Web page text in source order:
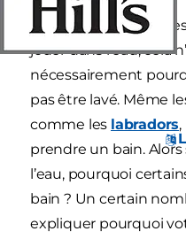
S’il est vrai que tous
jouer dans l’eau, cela
nécessairement
pas être lavé. Même
comme les labradors
prendre un bain. Alors
l’eau, pourquoi
bain ? Un certain
expliquer pourquoi